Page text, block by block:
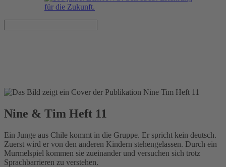
Nine & Tim Heft 11
Ein Junge aus Chile kommt in die Gruppe. Er spricht kein deutsch.
Zuerst wird er von den anderen Kindern stehengelassen. Durch ein
Murmelspiel kommen sie zueinander und versuchen sich trotz
Sprachbarrieren zu verstehen.